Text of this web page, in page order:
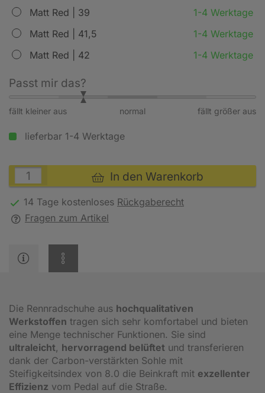
Matt Red | 39
1-4 Werktage
Matt Red | 41,5
1-4 Werktage
Matt Red | 42
1-4 Werktage
Passt mir das?
fällt kleiner aus fällt größer aus
normal
lieferbar 1-4 Werktage
In den Warenkorb
14 Tage kostenloses Rückgaberecht
Fragen zum Artikel
Die Rennradschuhe aus hochqualitativen
Werkstoffen tragen sich sehr komfortabel und bieten
eine Menge technischer Funktionen. Sie sind
ultraleicht, hervorragend belüftet und transferieren
dank der Carbon-verstärkten Sohle mit
Steifigkeitsindex von 8.0 die Beinkraft mit exzellenter
Effizienz vom Pedal auf die Straße.